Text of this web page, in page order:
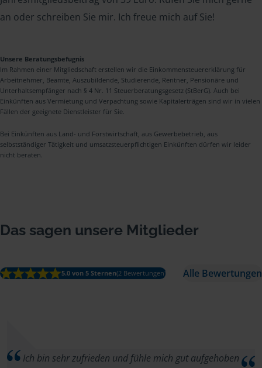
an oder schreiben Sie mir. Ich freue mich auf Sie!
Unsere Beratungsbefugnis
Im Rahmen einer Mitgliedschaft erstellen wir die Einkommensteuererklärung für
Arbeitnehmer, Beamte, Auszubildende, Studierende, Rentner, Pensionäre und
Unterhaltsempfänger nach § 4 Nr. 11 Steuerberatungsgesetz (StBerG). Auch bei
Einkünften aus Vermietung und Verpachtung sowie Kapitalerträgen sind wir in vielen
Fällen der geeignete Dienstleister für Sie.
Bei Einkünften aus Land- und Forstwirtschaft, aus Gewerbebetrieb, aus
selbstständiger Tätigkeit und umsatzsteuerpflichtigen Einkünften dürfen wir leider
nicht beraten.
Das sagen unsere Mitglieder
5.0 von 5 Sternen(2 Bewertungen) Alle Bewertungen
Ich bin sehr zufrieden und fühle mich gut aufgehoben